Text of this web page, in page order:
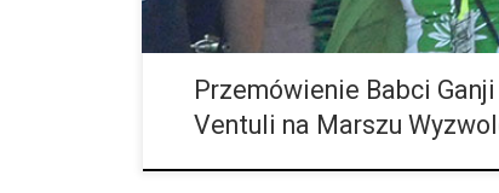
Przemówienie Babci
Ventuli na Marszu